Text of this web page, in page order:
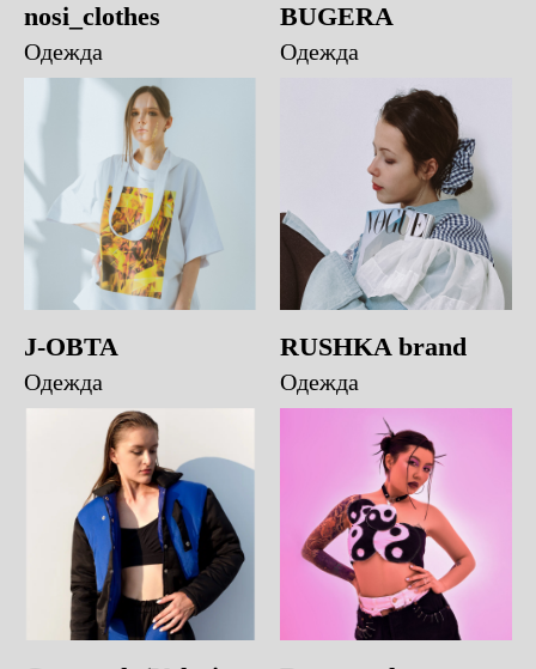
nosi_clothes
Одежда
BUGERA
Одежда
J-OBTA
Одежда
RUSHKA brand
Одежда